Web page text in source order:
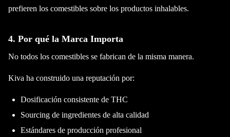
prefieren los comestibles sobre los productos inhalables.
4. Por qué la Marca Importa
No todos los comestibles se fabrican de la misma manera.
Kiva ha construido una reputación por:
Dosificación consistente de THC
Sourcing de ingredientes de alta calidad
Estándares de producción profesional